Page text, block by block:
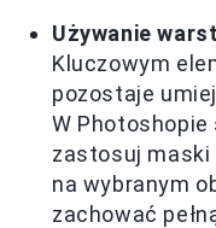
Używanie
Kluczowym
pozostaje
W Photoshopie
zastosuj maski
na wybranym
zachować